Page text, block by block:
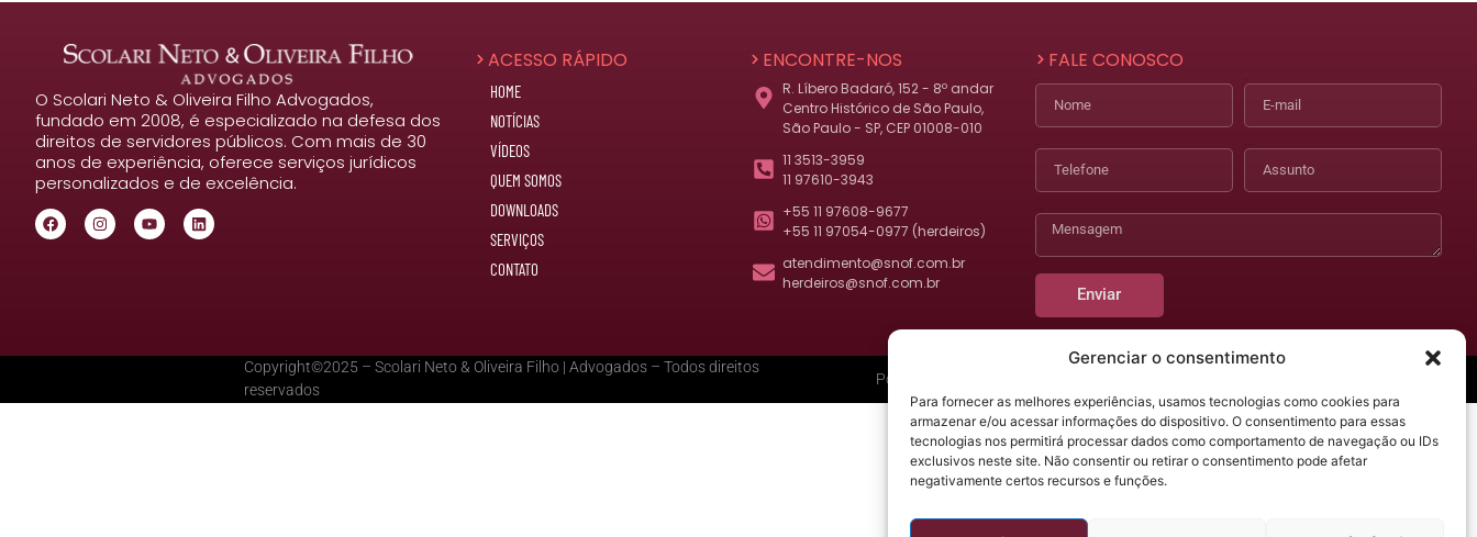
Gerenciar o consentimento
Para fornecer as melhores experiências, usamos tecnologias como cookies para
armazenar e/ou acessar informações do dispositivo. O consentimento para essas
tecnologias nos permitirá processar dados como comportamento de navegação ou IDs
exclusivos neste site. Não consentir ou retirar o consentimento pode afetar
negativamente certos recursos e funções.
O Scolari Neto & Oliveira Filho Advogados,
fundado em 2008, é especializado na defesa dos
direitos de servidores públicos. Com mais de 30
anos de experiência, oferece serviços jurídicos
personalizados e de excelência.
ACESSO RÁPIDO
HOME
NOTÍCIAS
VÍDEOS
QUEM SOMOS
DOWNLOADS
SERVIÇOS
CONTATO
ENCONTRE-NOS
R. Líbero Badaró, 152 - 8º andar
Centro Histórico de São Paulo,
São Paulo - SP, CEP 01008-010
11 3513-3959
11 97610-3943
+55 11 97608-9677
+55 11 97054-0977 (herdeiros)
atendimento@snof.com.br
herdeiros@snof.com.br
FALE CONOSCO
Enviar
Copyright©2025 – Scolari Neto & Oliveira Filho | Advogados – Todos direitos
reservados
Política de Privacidade